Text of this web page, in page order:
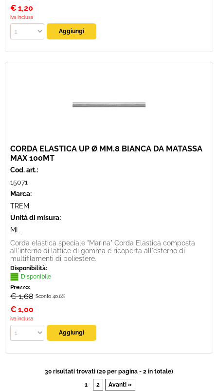
€ 1,20
iva inclusa
CORDA ELASTICA UP Ø MM.8 BIANCA DA MATASSA
MAX 100MT
Cod. art.:
15071
Marca:
TREM
Unità di misura:
ML
Corda elastica speciale "Marina" Corda Elastica composta
all'interno di lattice di gomma e ricoperta all'esterno di
multifilamenti di poliestere.
Disponibilità:
Disponibile
Prezzo:
€ 1,68 Sconto 40.6%
€ 1,00
iva inclusa
30 risultati trovati (20 per pagina - 2 in totale)
1
2 Avanti »